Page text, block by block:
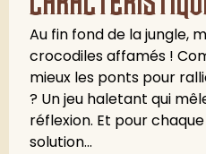
Au fin fond de la jungle,
crocodiles affamés !
mieux les ponts pour
? Un jeu haletant qui
réflexion. Et pour
solution...